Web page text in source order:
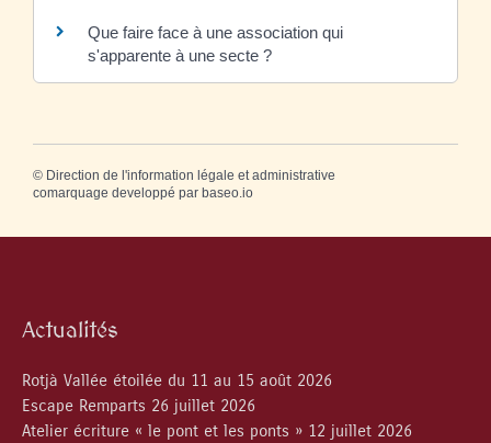
Que faire face à une association qui
s'apparente à une secte ?
© Direction de l'information légale et administrative
comarquage developpé par baseo.io
Actualités
Rotjà Vallée étoilée du 11 au 15 août 2026
Escape Remparts 26 juillet 2026
Atelier écriture « le pont et les ponts » 12 juillet 2026